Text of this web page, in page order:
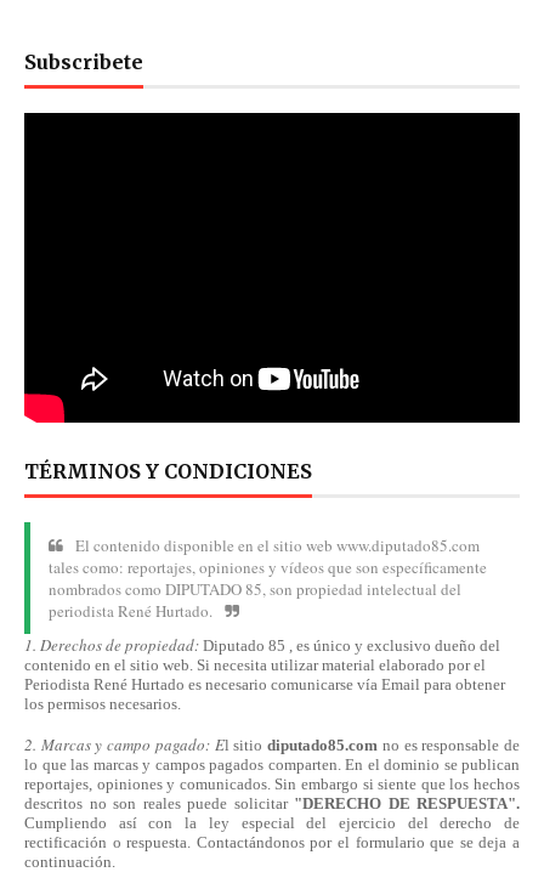
Subscribete
TÉRMINOS Y CONDICIONES
El contenido disponible en el sitio web www.diputado85.com
tales como: reportajes, opiniones y vídeos que son específicamente
nombrados como DIPUTADO 85, son propiedad intelectual del
periodista René Hurtado.
1. Derechos de propiedad: Diputado 85 , es único y exclusivo dueño del
contenido en el sitio web. Si necesita utilizar material elaborado por el
Periodista René Hurtado es necesario comunicarse vía Email para obtener
los permisos necesarios.
2. Marcas y campo pagado: El sitiodiputado85.com no es responsable de
lo que las marcas y campos pagados comparten. En el dominio se publican
reportajes, opiniones y comunicados. Sin embargo si siente que los hechos
descritos no son reales puede solicitar "DERECHO DE RESPUESTA".
Cumpliendo asícon la ley especial del ejercicio del derecho de
rectificación o respuesta. Contactándonospor el formulario que se deja a
continuación.